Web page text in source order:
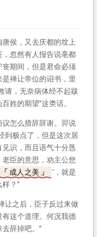
侯，又去庆都的坟上
忽然有人报告说亳都
期间，但是君命必须
禅让帝位的诏书，里
请，无奈病体经不起跋
姓的期望”这类话。
怎么措辞辞谢。羿说
到极点了，但是这次居
识，而且语气十分恳
臣的意思，劝主公您
成人之美
’，就是
？”
让之后，臣子反过来做
这个道理。何况我德
辞掉吧。”